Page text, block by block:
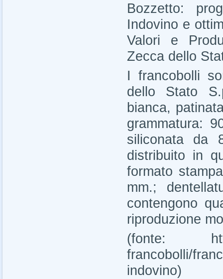
Bozzetto:
Indovino e
Valori e
Zecca dello
I francobolli
dello Stato
bianca,
grammatura:
siliconata da
distribuito in
formato
mm.;
contengono
riproduzione
(fonte:
francobolli/
indovino)